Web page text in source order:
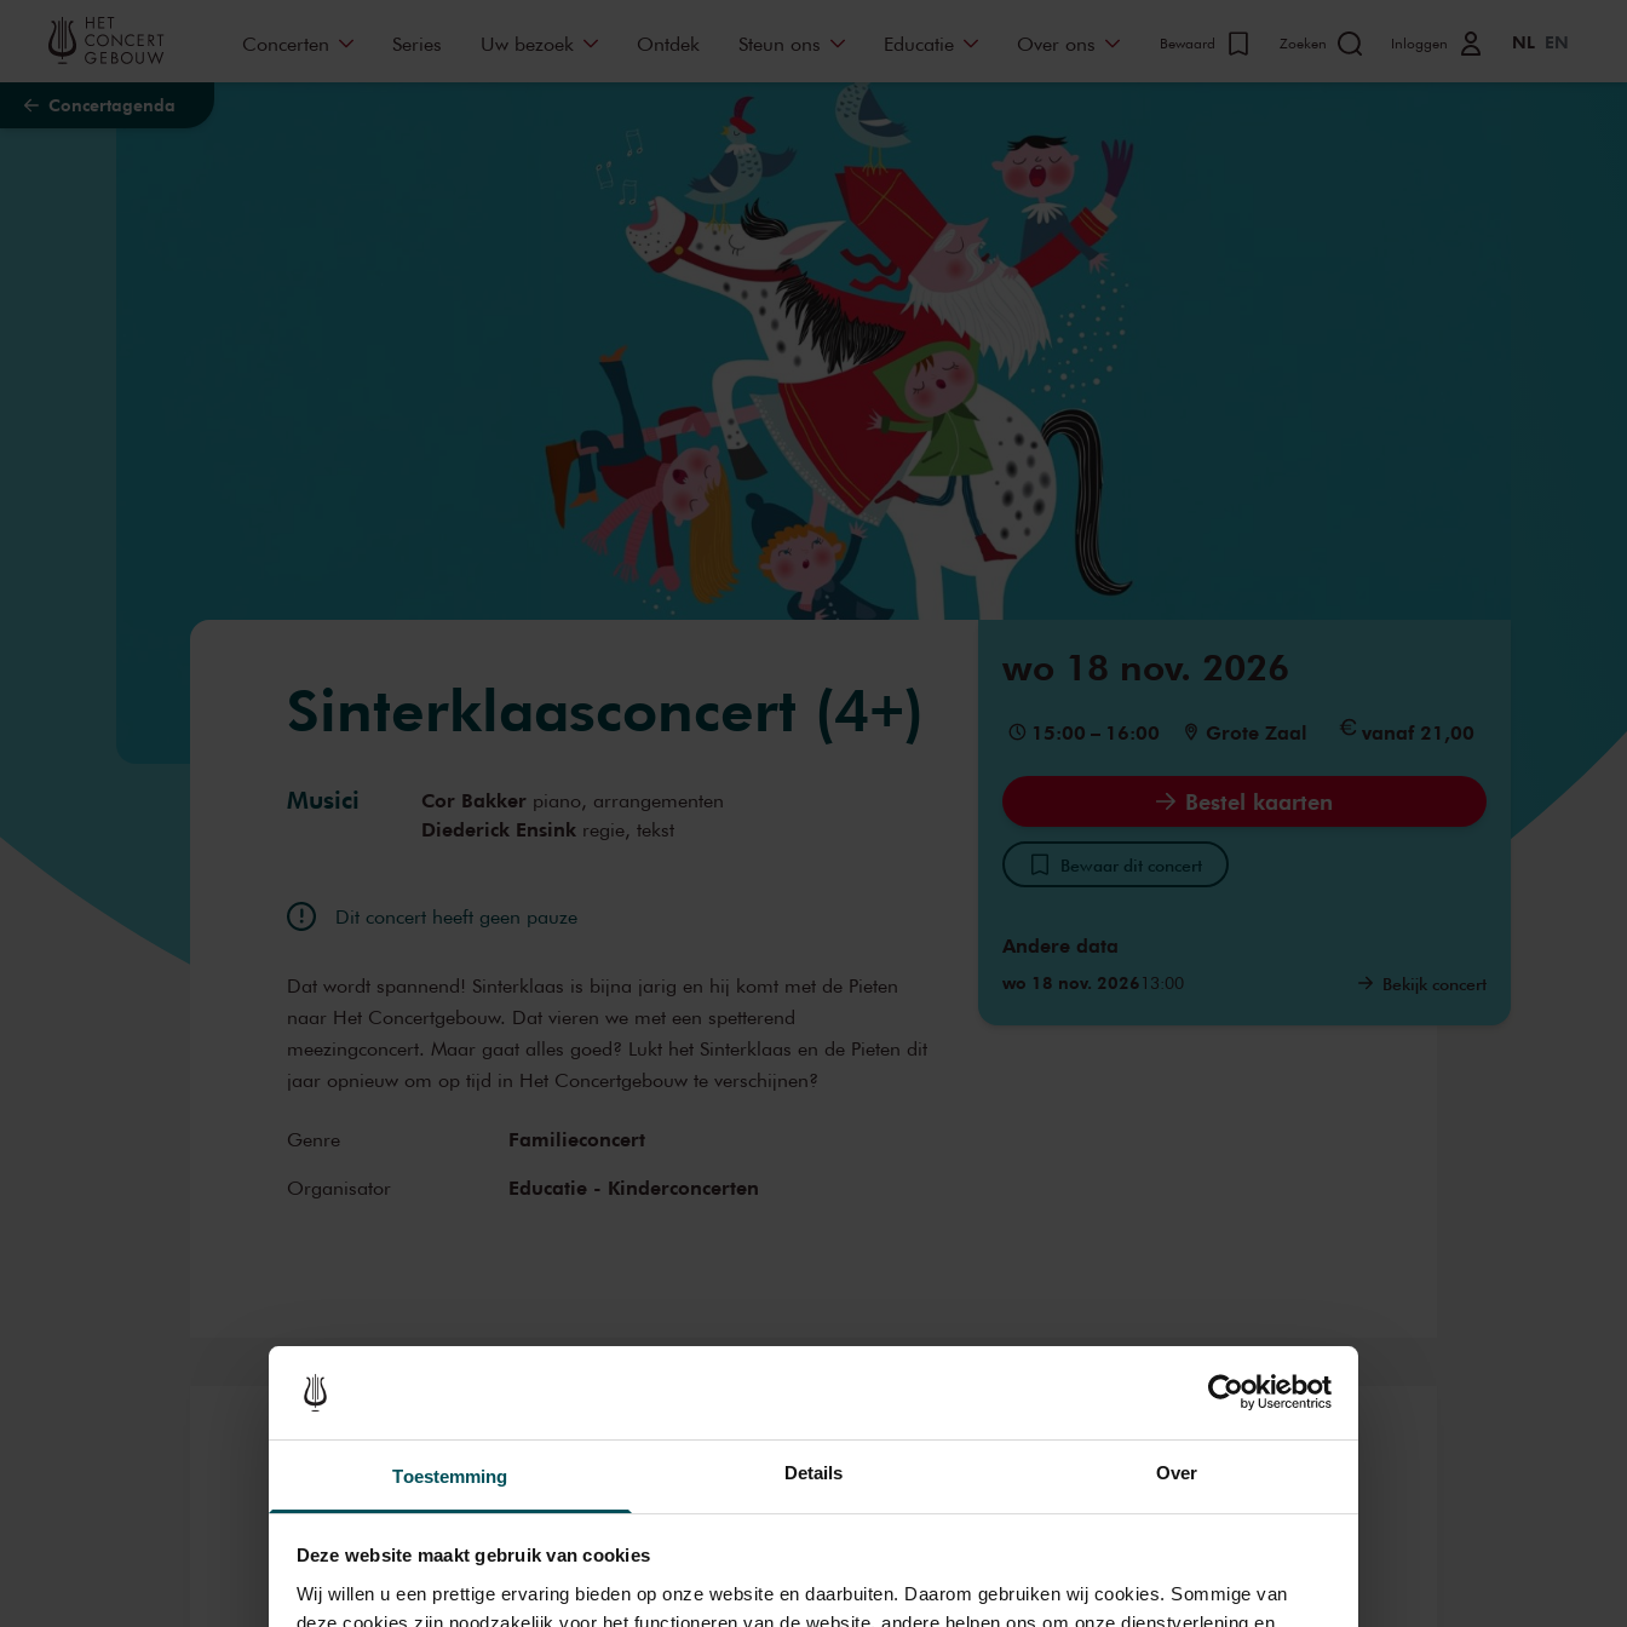
Toestemming Details Over
Deze website maakt gebruik van cookies
Wij willen u een prettige ervaring bieden op onze website en daarbuiten. Daarom gebruiken wij cookies. Sommige van
deze cookies zijn noodzakelijk voor het functioneren van de website, andere helpen ons om onze dienstverlening en
Naar hoofdcontent
Concertagenda
Concerten Series Uw bezoek Ontdek Steun ons Educatie Over ons Bewaard Zoeken Inloggen NL EN
wo 18 nov. 2026
15:00 – 16:00 Grote Zaal vanaf 21,00
Bestel kaarten
Bewaar dit concert
Andere data
wo 18 nov. 202613:00 Bekijk concert
Sinterklaasconcert (4+)
Musici Cor Bakker piano, arrangementen
Diederick Ensink regie, tekst
Dit concert heeft geen pauze
Dat wordt spannend! Sinterklaas is bijna jarig en hij komt met de Pieten
naar Het Concertgebouw. Dat vieren we met een spetterend
meezingconcert. Maar gaat alles goed? Lukt het Sinterklaas en de Pieten dit
jaar opnieuw om op tijd in Het Concertgebouw te verschijnen?
Genre Familieconcert
Organisator Educatie - Kinderconcerten
Rang
1
Rang
2
Rang
3